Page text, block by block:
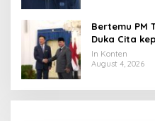
Bertemu PM
Duka Cita
Tahun ke
In Konten
August 4, 2026